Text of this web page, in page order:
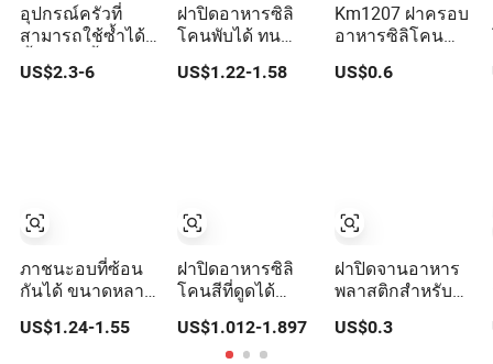
อุปกรณ์ครัวที่
สามารถใช้ซ้ำได้
ชั้นหลายชั้น วาง
ซ้อนกันได้ ฝา
US$2.3-6
ภาชนะอบที่ซ้อน
กันได้ ขนาดหลาย
จานใสสำหรับ
US$1.24-1.55
ฝาปิดอาหารซิลิ
โคนพับได้ ทน
ความร้อน หลาย
ฟังก์ชัน ขนาดเล็ก
US$1.22-1.58
ฝาปิดอาหารซิลิ
โคนสีที่ดูดได้
5
US$1.012-1.897
Km1207 ฝาครอบ
อาหารซิลิโคน
ป้องกันฝุ่น ถ้วยใน
ครัว ปิดผนึกชาม
US$0.6
ฝาปิดจานอาหาร
พลาสติกสำหรับ
US$0.3